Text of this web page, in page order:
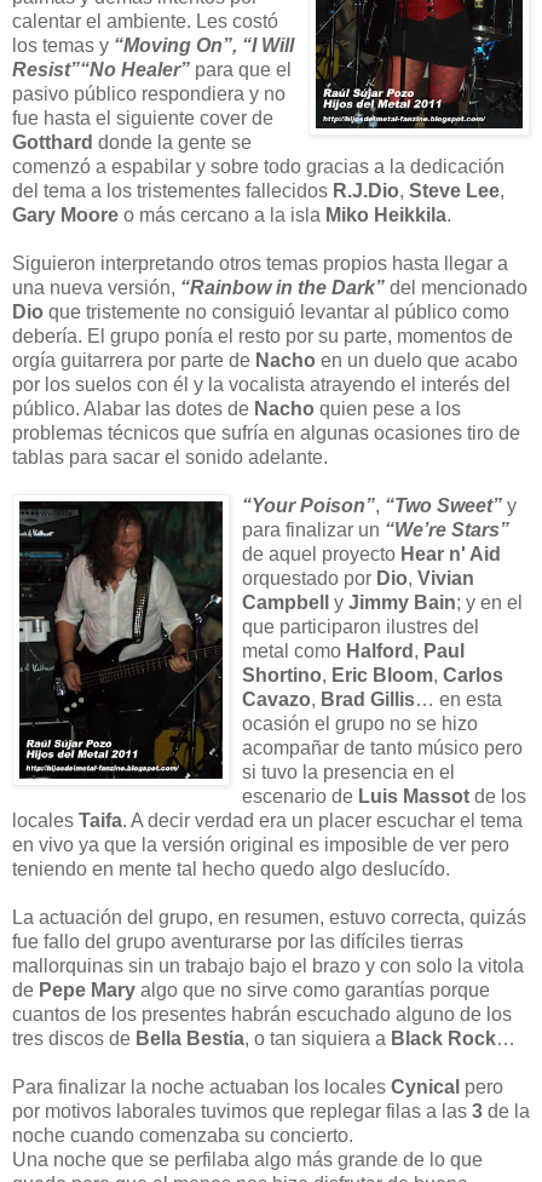
calentar el ambiente. Les costó
los temas y “Moving On”, “I Will
Resist”“No Healer” para que el
pasivo público respondiera y no
fue hasta el siguiente cover de
Gotthard donde la gente se
comenzó a espabilar y sobre todo gracias a la dedicación
del tema a los tristementes fallecidos R.J.Dio, Steve Lee,
Gary Moore o más cercano a la isla Miko Heikkila.
Siguieron interpretando otros temas propios hasta llegar a
una nueva versión, “Rainbow in the Dark” del mencionado
Dio que tristemente no consiguió levantar al público como
debería. El grupo ponía el resto por su parte, momentos de
orgía guitarrera por parte de Nacho en un duelo que acabo
por los suelos con él y la vocalista atrayendo el interés del
público. Alabar las dotes de Nacho quien pese a los
problemas técnicos que sufría en algunas ocasiones tiro de
tablas para sacar el sonido adelante.
“Your Poison”, “Two Sweet” y
para finalizar un “We’re Stars”
de aquel proyecto Hear n' Aid
orquestado por Dio, Vivian
Campbell y Jimmy Bain; y en el
que participaron ilustres del
metal como Halford , Paul
Shortino, Eric Bloom, Carlos
Cavazo, Brad Gillis… en esta
ocasión el grupo no se hizo
acompañar de tanto músico pero
si tuvo la presencia en el
escenario de Luis Massot de los
locales Taifa. A decir verdad era un placer escuchar el tema
en vivo ya que la versión original es imposible de ver pero
teniendo en mente tal hecho quedo algo deslucído.
La actuación del grupo, en resumen, estuvo correcta, quizás
fue fallo del grupo aventurarse por las difíciles tierras
mallorquinas sin un trabajo bajo el brazo y con solo la vitola
de Pepe Mary algo que no sirve como garantías porque
cuantos de los presentes habrán escuchado alguno de los
tres discos de Bella Bestia, o tan siquiera a Black Rock…
Para finalizar la noche actuaban los locales Cynical pero
por motivos laborales tuvimos que replegar filas a las 3 de la
noche cuando comenzaba su concierto.
Una noche que se perfilaba algo más grande de lo que